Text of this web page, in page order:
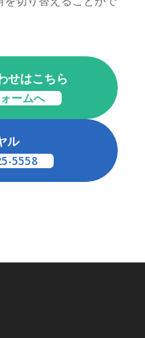
せはこちら
ームへ
ル
5558